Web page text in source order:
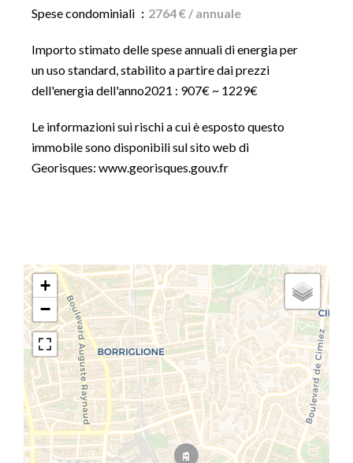
Spese condominiali 2764 € / annuale
Importo stimato delle spese annuali di energia per
un uso standard, stabilito a partire dai prezzi
dell'energia dell'anno2021 : 907€ ~ 1229€
Le informazioni sui rischi a cui è esposto questo
immobile sono disponibili sul sito web di
Georisques: www.georisques.gouv.fr
+
−